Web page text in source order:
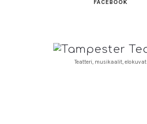
FACEBOOK
Tampester
TeatroTeatteri, musikaalit, elokuvat